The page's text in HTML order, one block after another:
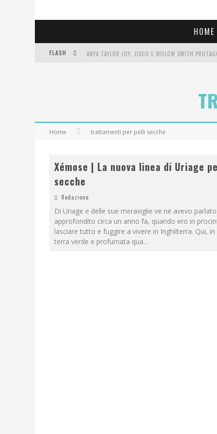
HOME
FLASH
COSA VEDIAMO QUESTA SERA? TE LO DICO IO:
Home trattamenti per pelli secche
Xémose | La nuova linea di Uriage
secche
Redazione
Di Uriage e delle sue meraviglie ve ne avevo
approfondito circa un anno fa, quando ero in
lasciare tutto e fuggire a vivere in Inghilterra. Qui, in
terra verde e profumata qua...